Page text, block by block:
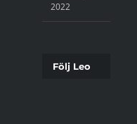
2022
Följ Leo